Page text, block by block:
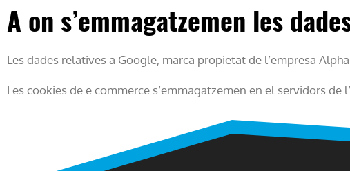
A on s’emmagatzemen les
Les dades relatives a Google, marca propietat de l’empresa
Les cookies de e.commerce s’emmagatzemen en el servidors de